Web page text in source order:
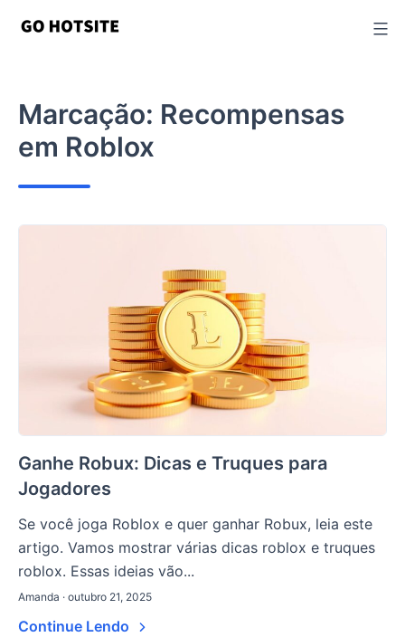
Marcação: Recompensas
em Roblox
Ganhe Robux: Dicas e Truques para
Jogadores
Se você joga Roblox e quer ganhar Robux, leia este
artigo. Vamos mostrar várias dicas roblox e truques
roblox. Essas ideias vão...
Amanda · outubro 21, 2025
Continue Lendo